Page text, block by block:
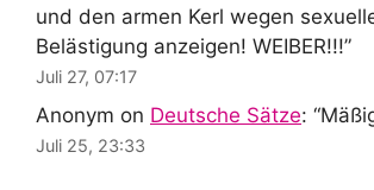
und den armen Kerl wegen
Belästigung anzeigen! WEIBER!!!”
Juli 27, 07:17
Anonym on Deutsche Sätze: “
Juli 25, 23:33